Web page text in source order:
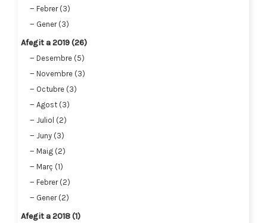
Febrer (3)
Gener (3)
Afegit a 2019 (26)
Desembre (5)
Novembre (3)
Octubre (3)
Agost (3)
Juliol (2)
Juny (3)
Maig (2)
Març (1)
Febrer (2)
Gener (2)
Afegit a 2018 (1)